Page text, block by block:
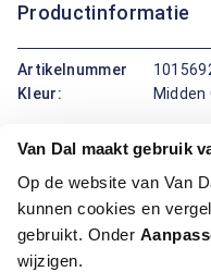
Van Dal maakt gebruik
Op de website van Van
kunnen cookies en
gebruikt. Onder
wijzigen.
Productinformatie
Artikelnummer
Kleur:
Midden
Maatinformatie
Over Bartlett